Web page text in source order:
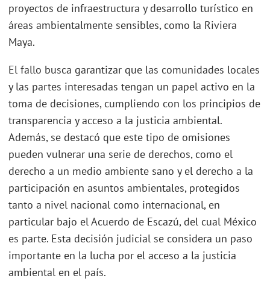
proyectos de infraestructura y desarrollo turístico en
áreas ambientalmente sensibles, como la Riviera
Maya.
El fallo busca garantizar que las comunidades locales
y las partes interesadas tengan un papel activo en la
toma de decisiones, cumpliendo con los principios de
transparencia y acceso a la justicia ambiental.
Además, se destacó que este tipo de omisiones
pueden vulnerar una serie de derechos, como el
derecho a un medio ambiente sano y el derecho a la
participación en asuntos ambientales, protegidos
tanto a nivel nacional como internacional, en
particular bajo el Acuerdo de Escazú, del cual México
es parte. Esta decisión judicial se considera un paso
importante en la lucha por el acceso a la justicia
ambiental en el país.